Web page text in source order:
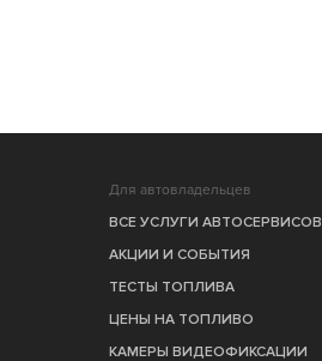
Для автовладельцев
ВСЕ УСЛУГИ АВТОСЕРВИСОВ
АКЦИИ И СОБЫТИЯ
ТЕСТЫ ТОПЛИВА
ЦЕНЫ НА ТОПЛИВО
КАМЕРЫ ВИДЕОФИКСАЦИИ